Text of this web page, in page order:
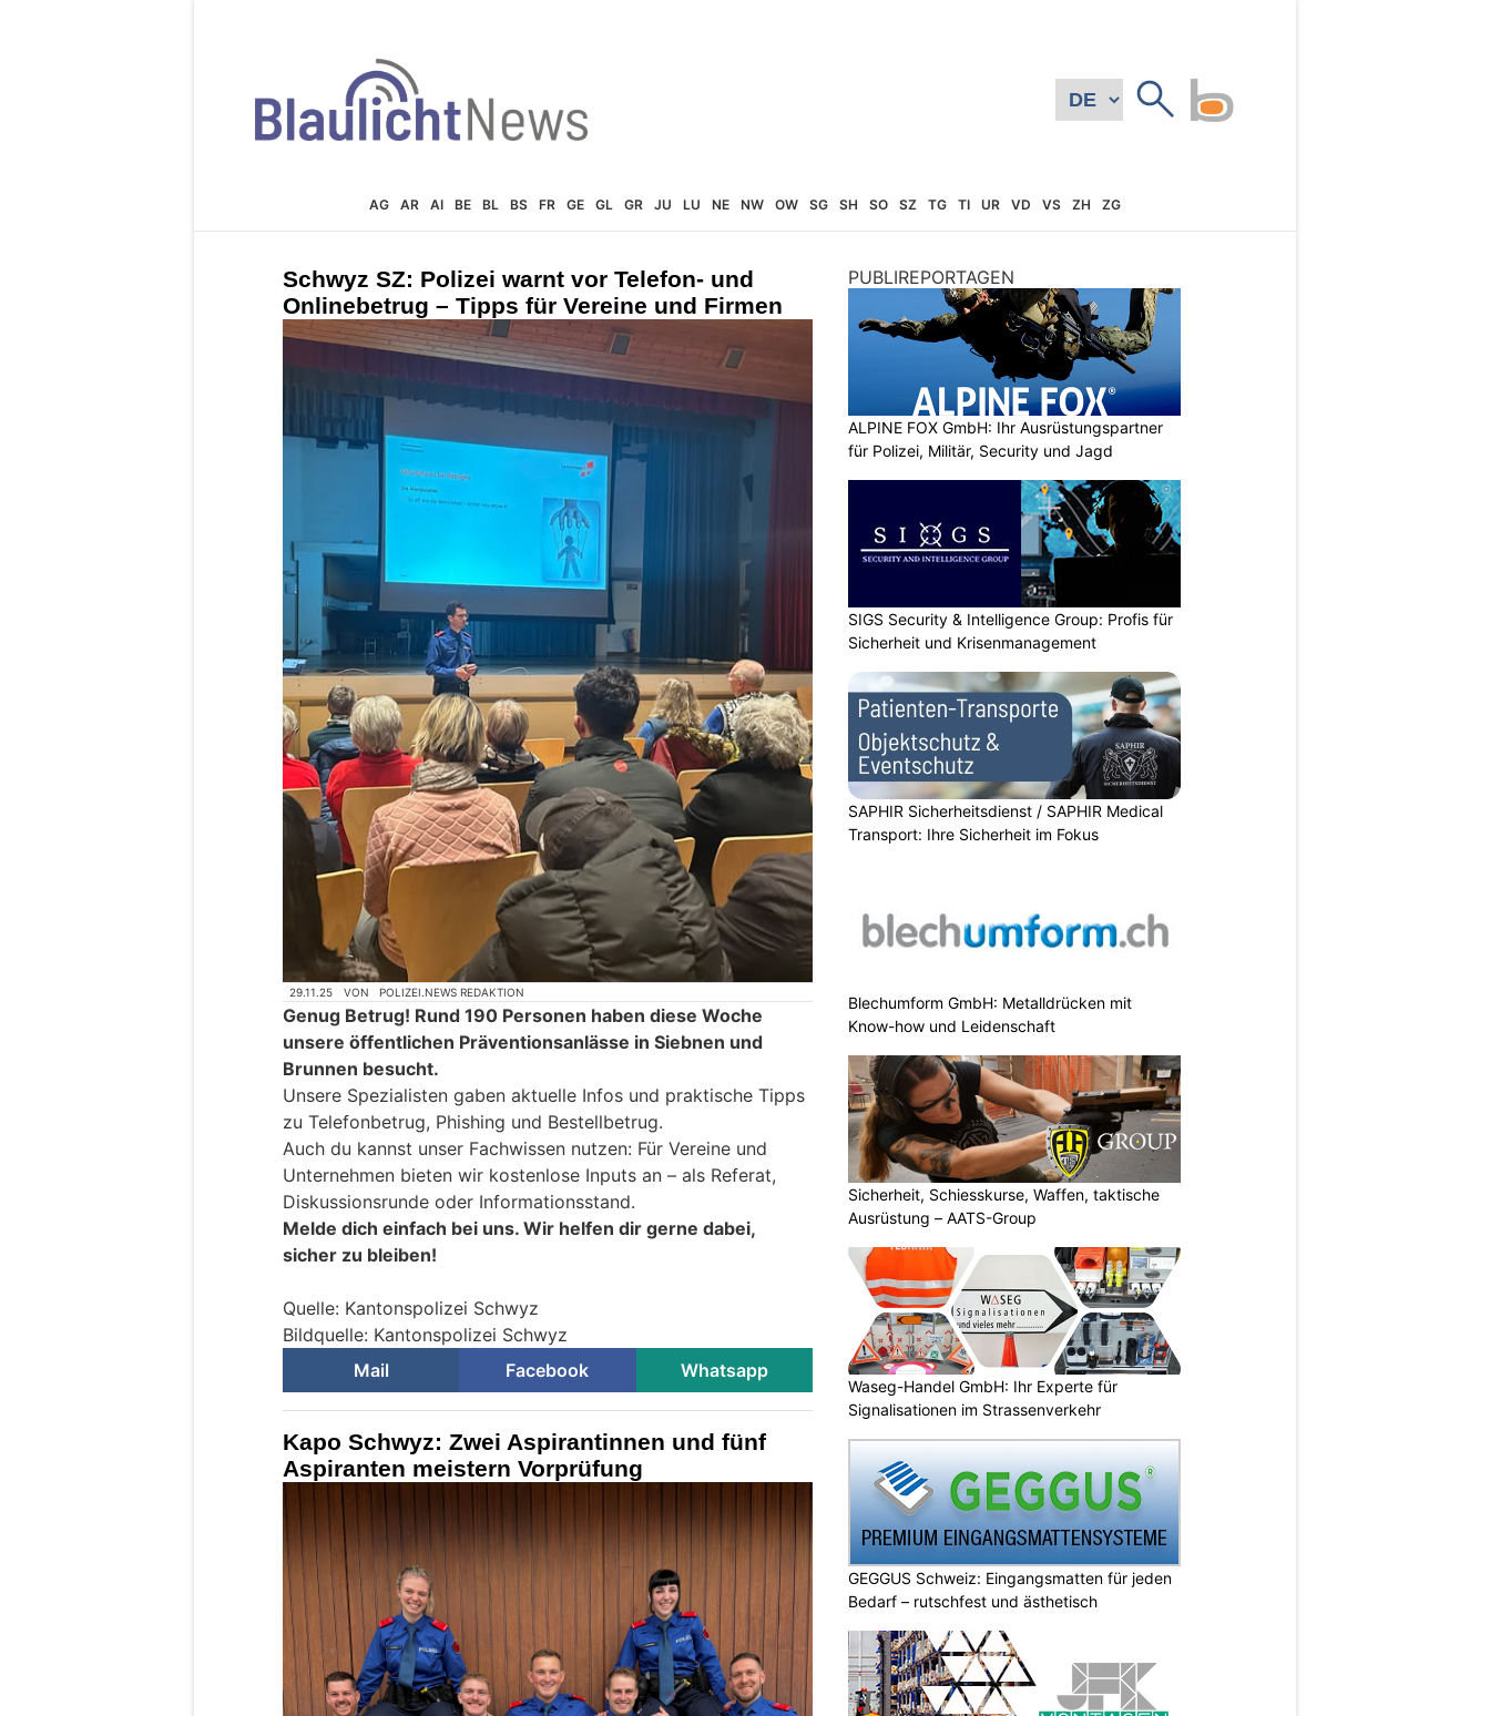
AG AR AI BE BL BS FR GE GL GR JU LU NE NW OW SG SH SO SZ TG TI UR VD VS ZH ZG
Schwyz SZ: Polizei warnt vor Telefon- und
Onlinebetrug – Tipps für Vereine und Firmen
29.11.25 VON POLIZEI.NEWS REDAKTION
Genug Betrug! Rund 190 Personen haben diese Woche
unsere öffentlichen Präventionsanlässe in Siebnen und
Brunnen besucht.
Unsere Spezialisten gaben aktuelle Infos und praktische Tipps
zu Telefonbetrug, Phishing und Bestellbetrug.
Auch du kannst unser Fachwissen nutzen: Für Vereine und
Unternehmen bieten wir kostenlose Inputs an – als Referat,
Diskussionsrunde oder Informationsstand.
Melde dich einfach bei uns. Wir helfen dir gerne dabei,
sicher zu bleiben!
Quelle: Kantonspolizei Schwyz
Bildquelle: Kantonspolizei Schwyz
Mail
Facebook Whatsapp
Kapo Schwyz: Zwei Aspirantinnen und fünf
Aspiranten meistern Vorprüfung
PUBLIREPORTAGEN
ALPINE FOX GmbH: Ihr Ausrüstungspartner
für Polizei, Militär, Security und Jagd
SIGS Security & Intelligence Group: Profis für
Sicherheit und Krisenmanagement
SAPHIR Sicherheitsdienst / SAPHIR Medical
Transport: Ihre Sicherheit im Fokus
Blechumform GmbH: Metalldrücken mit
Know-how und Leidenschaft
Sicherheit, Schiesskurse, Waffen, taktische
Ausrüstung – AATS-Group
Waseg-Handel GmbH: Ihr Experte für
Signalisationen im Strassenverkehr
GEGGUS Schweiz: Eingangsmatten für jeden
Bedarf – rutschfest und ästhetisch